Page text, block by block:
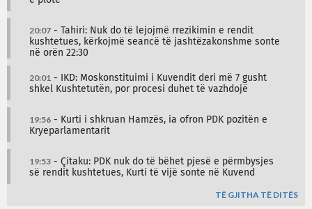
20:07 - Tahiri: Nuk do të lejojmë rrezikimin e rendit
kushtetues, kërkojmë seancë të jashtëzakonshme sonte
në orën 22:30
20:01 - IKD: Moskonstituimi i Kuvendit deri më 7 gusht
shkel Kushtetutën, por procesi duhet të vazhdojë
19:56 - Kurti i shkruan Hamzës, ia ofron PDK pozitën e
Kryeparlamentarit
19:53 - Çitaku: PDK nuk do të bëhet pjesë e përmbysjes
së rendit kushtetues, Kurti të vijë sonte në Kuvend
TË GJITHA TË DITËS